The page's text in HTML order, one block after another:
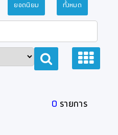
ยอดนิยม ทั้งหมด
0 รายการ